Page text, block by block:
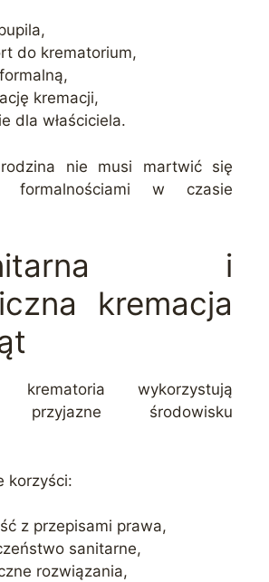
do krematorium,
kremacji,
dla właściciela.
nie musi martwić się
formalnościami w czasie
i
kremacja
krematoria wykorzystują
przyjazne środowisku
korzyści:
z przepisami prawa,
sanitarne,
rozwiązania,